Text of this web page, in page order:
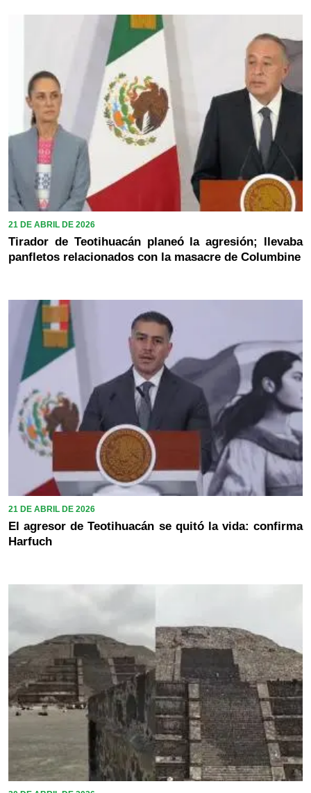
21 DE ABRIL DE 2026
Tirador de Teotihuacán planeó la agresión; llevaba
panfletos relacionados con la masacre de Columbine
21 DE ABRIL DE 2026
El agresor de Teotihuacán se quitó la vida: confirma
Harfuch